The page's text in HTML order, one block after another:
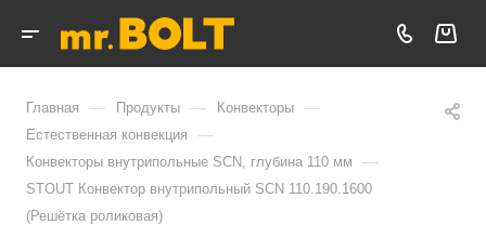
Главная — Продукты — Конвекторы —
Естественная конвекция —
Конвекторы внутрипольные SCN, глубина 110 мм —
STOUT Конвектор внутрипольный SCN 110.190.1600
(Решётка роликовая)